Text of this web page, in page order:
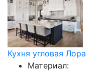
Кухня угловая Лора
Материал: